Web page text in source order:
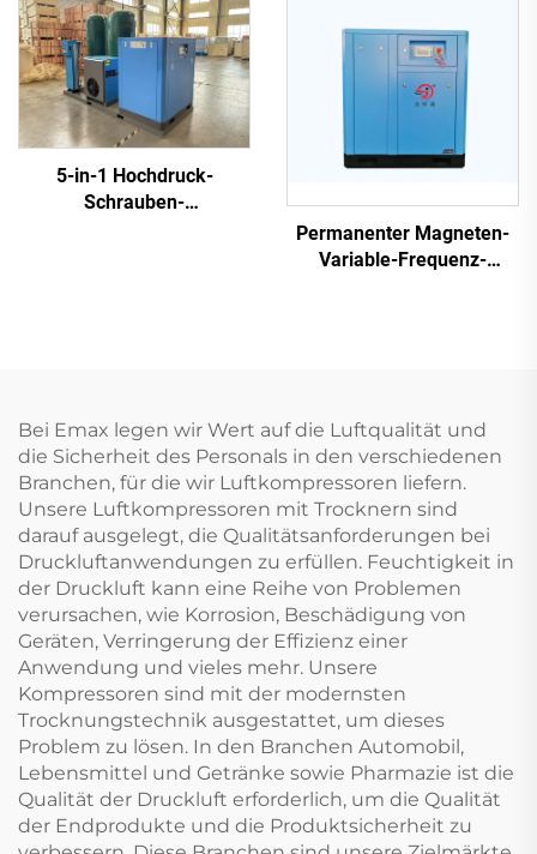
5-in-1 Hochdruck-
Schrauben-
Permanenter Magneten-
Variable-Frequenz-
Bei Emax legen wir Wert auf die Luftqualität und
die Sicherheit des Personals in den verschiedenen
Branchen, für die wir Luftkompressoren liefern.
Unsere Luftkompressoren mit Trocknern sind
darauf ausgelegt, die Qualitätsanforderungen bei
Druckluftanwendungen zu erfüllen. Feuchtigkeit in
der Druckluft kann eine Reihe von Problemen
verursachen, wie Korrosion, Beschädigung von
Geräten, Verringerung der Effizienz einer
Anwendung und vieles mehr. Unsere
Kompressoren sind mit der modernsten
Trocknungstechnik ausgestattet, um dieses
Problem zu lösen. In den Branchen Automobil,
Lebensmittel und Getränke sowie Pharmazie ist die
Qualität der Druckluft erforderlich, um die Qualität
der Endprodukte und die Produktsicherheit zu